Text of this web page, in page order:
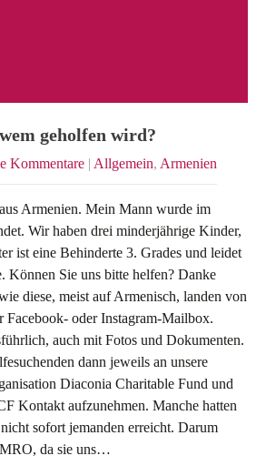
geholfen wird?
Kommentare | Allgemein, Armenien
Armenien. Mein Mann wurde im
Wir haben drei minderjährige Kinder,
ist eine Behinderte 3. Grades und leidet
Können Sie uns bitte helfen? Danke
diese, meist auf Armenisch, landen von
Facebook- oder Instagram-Mailbox.
auch mit Fotos und Dokumenten.
dann jeweils an unsere
Diaconia Charitable Fund und
Kontakt aufzunehmen. Manche hatten
sofort jemanden erreicht. Darum
da sie uns…